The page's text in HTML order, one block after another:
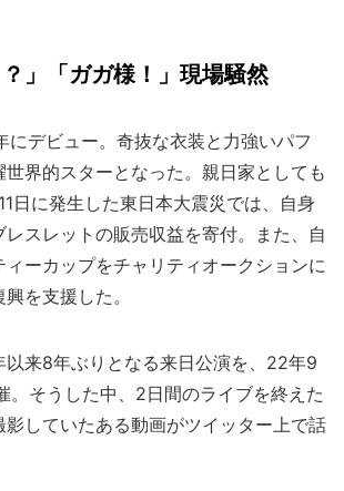
？」「ガガ様！」現場騒然
デビュー。奇抜な衣装と力強いパフ
世界的スターとなった。親日家としても
日に発生した東日本大震災では、自身
スレットの販売収益を寄付。また、自
ーカップをチャリティオークションに
を支援した。
来8年ぶりとなる来日公演を、22年9
。そうした中、2日間のライブを終えた
していたある動画がツイッター上で話